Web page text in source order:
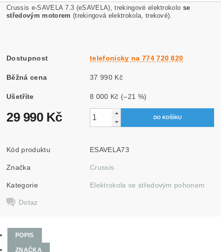
Crussis e-SAVELA 7.3 (eSAVELA), trekingové elektrokolo se
středovým motorem (trekingová elektrokola, trekové).
Dostupnost telefonicky na 774 720 820
Běžná cena 37 990 Kč
Ušetříte 8 000 Kč (–21 %)
29 990 Kč
Kód produktu ESAVELA73
Značka Crussis
Kategorie Elektrokola se středovým pohonem
Dotaz
POPIS
ZNAČKA